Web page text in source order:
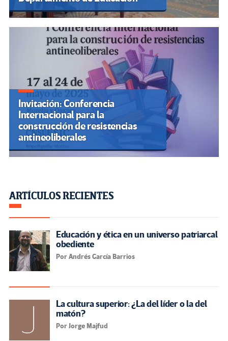
Invitación: Conferencia
Internacional para la
construcción de resistencias
antineoliberales
ARTÍCULOS RECIENTES
Educación y ética en un universo patriarcal
obediente
Por Andrés García Barrios
La cultura superior: ¿La del líder o la del
matón?
Por Jorge Majfud